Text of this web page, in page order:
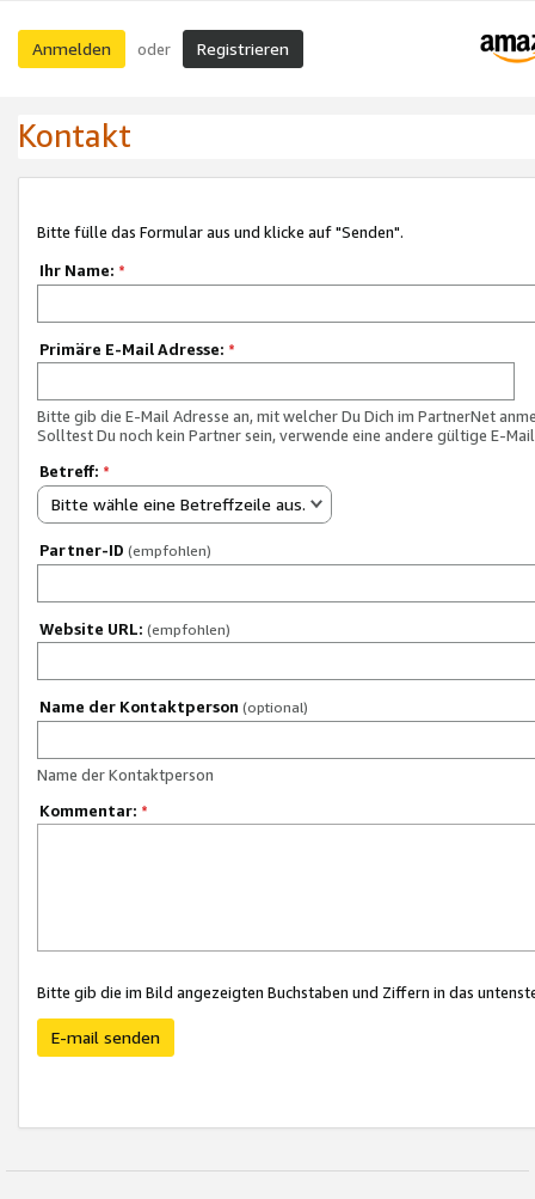
Anmelden oder Registrieren
Kontakt
Bitte fülle das Formular aus und klicke auf "Senden".
Ihr Name: *
Primäre E-Mail Adresse: *
Bitte gib die E-Mail Adresse an, mit welcher Du Dich im PartnerNet
Solltest Du noch kein Partner sein, verwende eine andere gültige E-
Betreff: *
Bitte wähle eine Betreffzeile aus.
Partner-ID (empfohlen)
Website URL: (empfohlen)
Name der Kontaktperson (optional)
Name der Kontaktperson
Kommentar: *
Bitte gib die im Bild angezeigten Buchstaben und Ziffern in das
E-mail senden